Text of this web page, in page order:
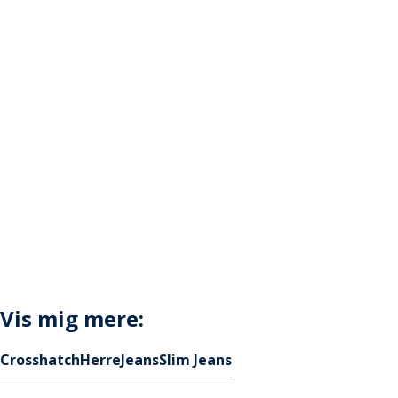
Vis mig mere:
CrosshatchHerreJeansSlim Jeans